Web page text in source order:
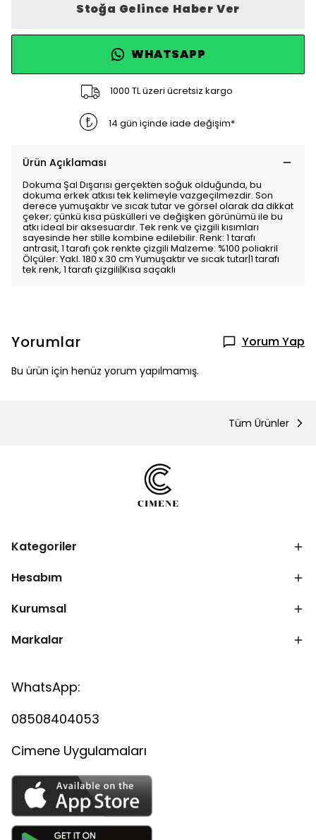
Stoğa Gelince Haber Ver
WHATSAPP
1000 TL üzeri ücretsiz kargo
14 gün içinde iade değişim*
Ürün Açıklaması
Dokuma Şal Dışarısı gerçekten soğuk olduğunda, bu
dokuma erkek atkısı tek kelimeyle vazgeçilmezdir. Son
derece yumuşaktır ve sıcak tutar ve görsel olarak da dikkat
çeker; çünkü kısa püskülleri ve değişken görünümü ile bu
atkı ideal bir aksesuardır. Tek renk ve çizgili kısımları
sayesinde her stille kombine edilebilir. Renk: 1 tarafı
antrasit, 1 tarafı çok renkte çizgili Malzeme: %100 poliakril
Ölçüler: Yakl. 180 x 30 cm Yumuşaktır ve sıcak tutar|1 tarafı
tek renk, 1 tarafı çizgili|Kısa saçaklı
Yorumlar Yorum Yap
Bu ürün için henüz yorum yapılmamış.
Tüm Ürünler
Kategoriler
Hesabım
Kurumsal
Markalar
WhatsApp:
08508404053
Cimene Uygulamaları